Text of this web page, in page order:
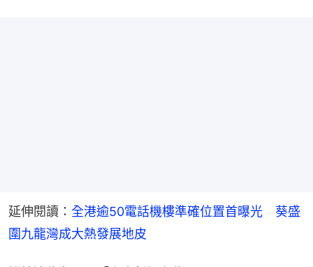
延伸閱讀： 全港逾50電話機樓準確位置首曝光　葵盛
圍九龍灣成大熱發展地皮